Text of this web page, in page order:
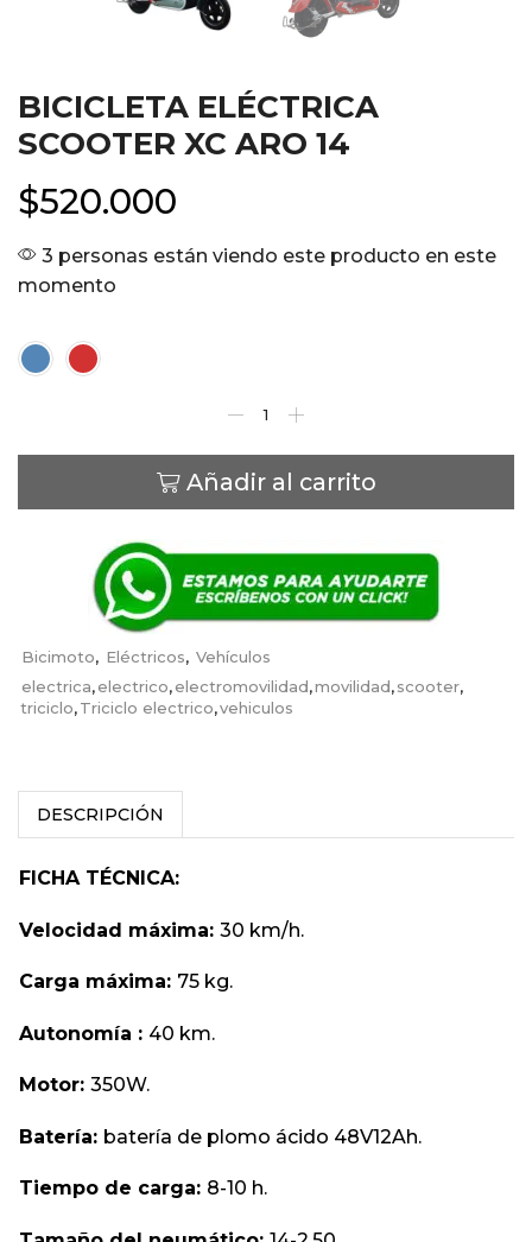
BICICLETA ELÉCTRICA
SCOOTER XC ARO 14
$520.000
3 personas están viendo este producto en este
momento
Añadir al carrito
Bicimoto, Eléctricos, Vehículos
electrica,electrico,electromovilidad,movilidad,scooter,
triciclo,Triciclo electrico,vehiculos
DESCRIPCIÓN
FICHA TÉCNICA:
Velocidad máxima: 30 km/h.
Carga máxima: 75 kg.
Autonomía : 40 km.
Motor: 350W.
Batería: batería de plomo ácido 48V12Ah.
Tiempo de carga: 8-10 h.